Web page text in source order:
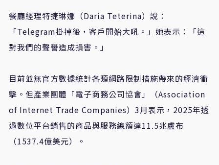
餐廳經理特捷琳娜（Daria Teterina）說：
「Telegram掛掉後，客戶開始大吼。」她表示：「這
對我們的聲譽造成損害。」
目前並無官方數據統計各類網路限制措施帶來的經濟衝
擊。但產業團體「電子商務公司協會」（Association
of Internet Trade Companies）3月表示，2025年透
過數位平台銷售的商品與服務總額達11.5兆盧布
（1537.4億美元）。